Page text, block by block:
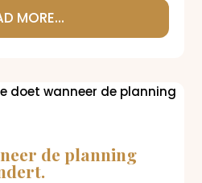
MORE...
de planning